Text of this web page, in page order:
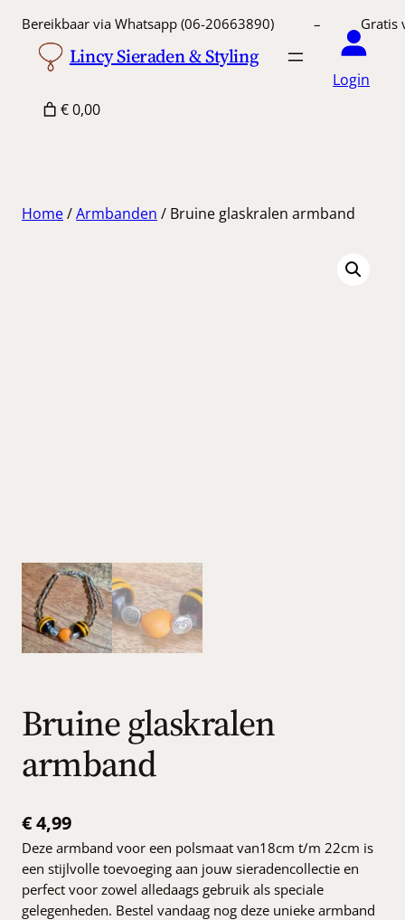
GaBereikbaar via Whatsapp (06-20663890) –
Lincy Sieraden & Styling
Login
€ 0,00
Home/Armbanden / Bruine glaskralen armband
Bruine glaskralen
armband
€4,99
Deze armband voor een polsmaat van18cm t/m 22cm is
een stijlvolle toevoeging aan jouw sieradencollectie en
perfect voor zowel alledaags gebruik als speciale
gelegenheden. Bestel vandaag nog deze unieke armband